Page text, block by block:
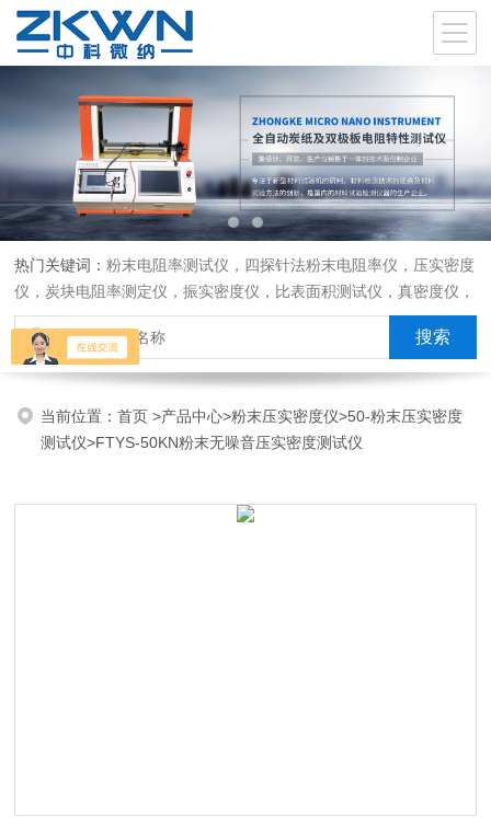
热门关键词：粉末电阻率测试仪，四探针法粉末电阻率仪，压实密度
仪，炭块电阻率测定仪，振实密度仪，比表面积测试仪，真密度仪，
炭块热膨胀仪，炭块透气率仪，炭块二氧化碳反应测定仪
当前位置：首页>产品中心>粉末压实密度仪>50-粉末压实密度
测试仪>FTYS-50KN粉末无噪音压实密度测试仪